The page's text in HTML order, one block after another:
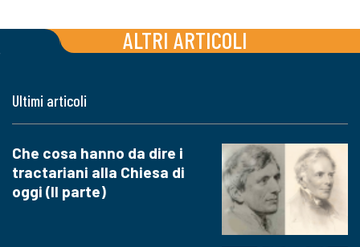
ALTRI ARTICOLI
Ultimi articoli
Che cosa hanno da dire i
tractariani alla Chiesa di
oggi (II parte)